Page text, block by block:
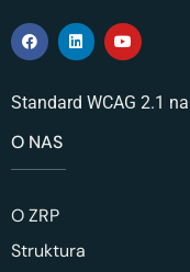
Standard WCAG 2.1
O NAS
O ZRP
Struktura